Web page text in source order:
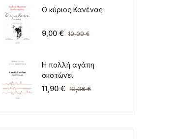
Ο κύριος Κανένας
9,00 € 10,09€
Η πολλή αγάπη
σκοτώνει
11,90 € 13,36€